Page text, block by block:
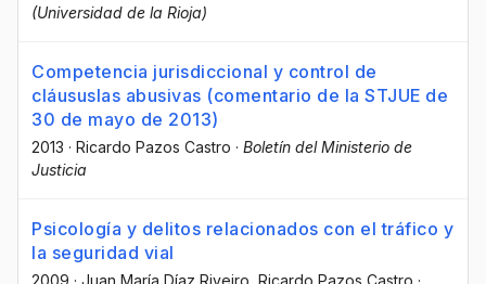
(Universidad de la Rioja)
Competencia jurisdiccional y control de
cláususlas abusivas (comentario de la STJUE de
30 de mayo de 2013)
2013 · Ricardo Pazos Castro · Boletín del Ministerio de
Justicia
Psicología y delitos relacionados con el tráfico y
la seguridad vial
2009 · Juan María Díaz Riveiro , Ricardo Pazos Castro ·